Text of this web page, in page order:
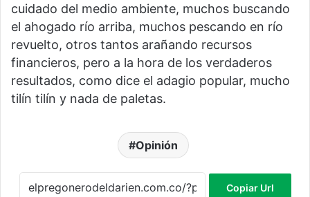
cuidado del medio ambiente, muchos buscando
el ahogado río arriba, muchos pescando en río
revuelto, otros tantos arañando recursos
financieros, pero a la hora de los verdaderos
resultados, como dice el adagio popular, mucho
tilín tilín y nada de paletas.
Opinión
Copiar Url